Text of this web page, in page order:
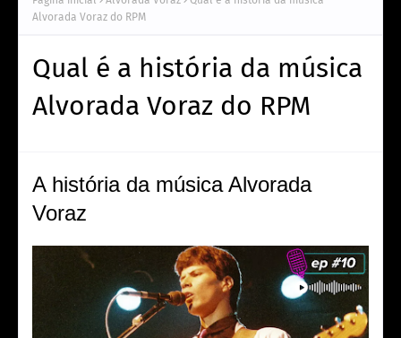
Alvorada Voraz do RPM
Qual é a história da música
Alvorada Voraz do RPM
A história da música Alvorada
Voraz